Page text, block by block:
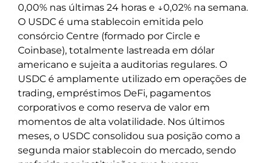
0,00% nas últimas 24 horas e ↓0,02% na semana.
O USDC é uma stablecoin emitida pelo
consórcio Centre (formado por Circle e
Coinbase), totalmente lastreada em dólar
americano e sujeita a auditorias regulares. O
USDC é amplamente utilizado em operações de
trading, empréstimos DeFi, pagamentos
corporativos e como reserva de valor em
momentos de alta volatilidade. Nos últimos
meses, o USDC consolidou sua posição como a
segunda maior stablecoin do mercado, sendo